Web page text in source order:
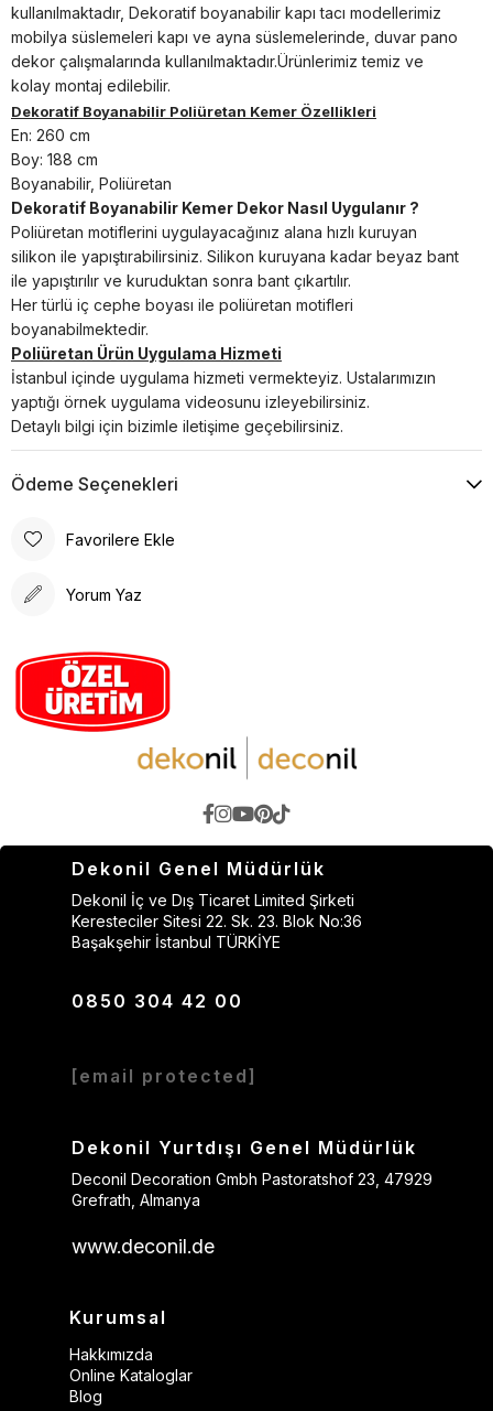
kullanılmaktadır, Dekoratif boyanabilir kapı tacı modellerimiz
mobilya süslemeleri kapı ve ayna süslemelerinde, duvar pano
dekor çalışmalarında kullanılmaktadır.Ürünlerimiz temiz ve
kolay montaj edilebilir.
Dekoratif Boyanabilir Poliüretan Kemer Özellikleri
En: 260 cm
Boy: 188 cm
Boyanabilir, Poliüretan
Dekoratif Boyanabilir Kemer Dekor Nasıl Uygulanır ?
Poliüretan motiflerini uygulayacağınız alana hızlı kuruyan
silikon ile yapıştırabilirsiniz. Silikon kuruyana kadar beyaz bant
ile yapıştırılır ve kuruduktan sonra bant çıkartılır.
Her türlü iç cephe boyası ile poliüretan motifleri
boyanabilmektedir.
Poliüretan Ürün Uygulama Hizmeti
İstanbul içinde uygulama hizmeti vermekteyiz. Ustalarımızın
yaptığı örnek uygulama videosunu izleyebilirsiniz.
Detaylı bilgi için bizimle iletişime geçebilirsiniz.
Ödeme Seçenekleri
Favorilere Ekle
Yorum Yaz
Dekonil Genel Müdürlük
Dekonil İç ve Dış Ticaret Limited Şirketi
Keresteciler Sitesi 22. Sk. 23. Blok No:36
Başakşehir İstanbul TÜRKİYE
0850 304 42 00
[email protected]
Dekonil Yurtdışı Genel Müdürlük
Deconil Decoration Gmbh Pastoratshof 23, 47929
Grefrath, Almanya
www.deconil.de
Kurumsal
Hakkımızda
Online Kataloglar
Blog